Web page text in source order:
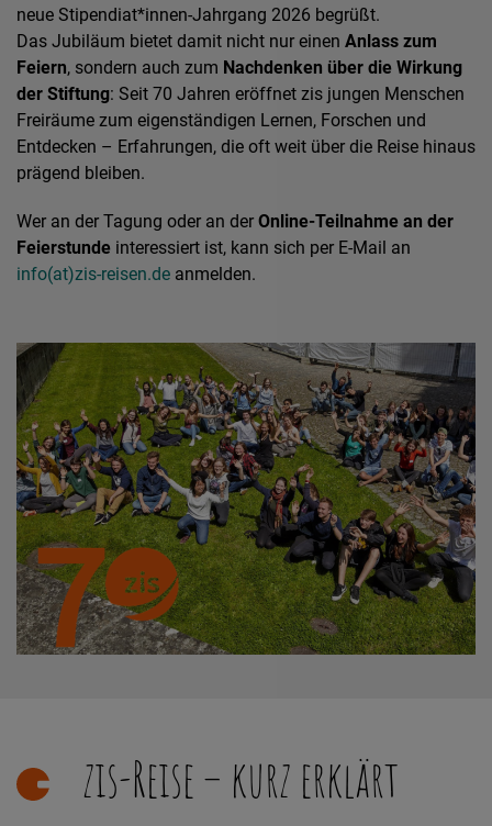
neue Stipendiat*innen-Jahrgang 2026 begrüßt.
Das Jubiläum bietet damit nicht nur einen Anlass zum
Feiern, sondern auch zum Nachdenken über die Wirkung
der Stiftung: Seit 70 Jahren eröffnet zis jungen Menschen
Freiräume zum eigenständigen Lernen, Forschen und
Entdecken – Erfahrungen, die oft weit über die Reise hinaus
prägend bleiben.
Wer an der Tagung oder an der Online-Teilnahme an der
Feierstunde interessiert ist, kann sich per E-Mail an
info(at)zis-reisen.de anmelden.
zis-Reise – kurz erklärt